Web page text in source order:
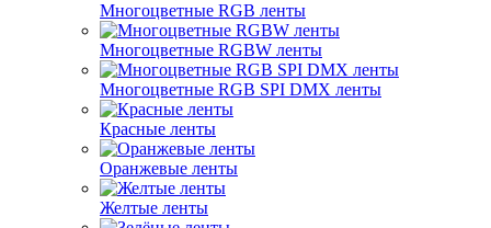
Многоцветные RGB ленты
Многоцветные RGBW ленты
Многоцветные RGB SPI DMX ленты
Красные ленты
Оранжевые ленты
Желтые ленты